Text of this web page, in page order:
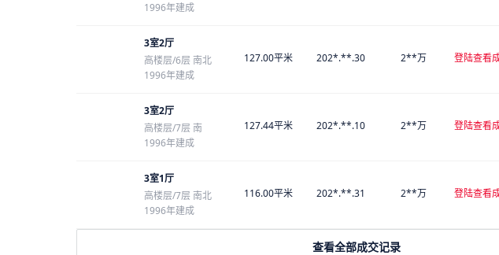
1996年建成
3室2厅
高楼层/6层 南北
1996年建成
127.00平米 202*.**.30 2**万 登陆查看
3室2厅
高楼层/7层 南
1996年建成
127.44平米 202*.**.10 2**万 登陆查看
3室1厅
高楼层/7层 南北
1996年建成
116.00平米 202*.**.31 2**万 登陆查看
查看全部成交记录